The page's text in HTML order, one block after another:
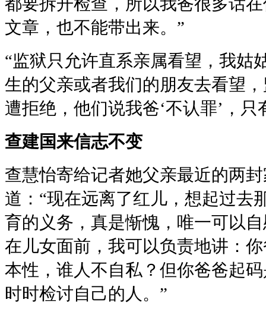
文章，也不能带出来。”
“监狱只允许直系亲属看望，我姑
生的父亲或者我们的朋友去看望
遭拒绝，他们说我爸‘不认罪’，
查建国来信志不变
查慧怡寄给记者她父亲最近的两
道：“现在远离了红儿，想起过去
育的义务，真是惭愧，唯一可以
在儿女面前，我可以负责地讲：
本性，谁人不自私？但你爸爸起
时时检讨自己的人。”